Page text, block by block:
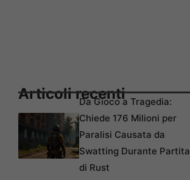
Articoli recentiDa Gioco a Tragedia:
Chiede 176 Milioni per
Paralisi Causata da
Swatting Durante Partita
di Rust